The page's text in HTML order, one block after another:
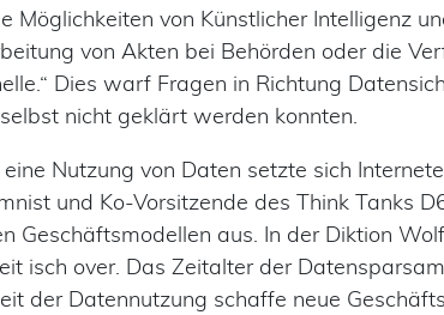
Möglichkeiten von Künstlicher Intelligenz
von Akten bei Behörden oder die
Dies warf Fragen in Richtung
nicht geklärt werden konnten.
Nutzung von Daten setzte sich
und Ko-Vorsitzende des Think Tanks
Geschäftsmodellen aus. In der Diktion
isch over. Das Zeitalter der
der Datennutzung schaffe neue